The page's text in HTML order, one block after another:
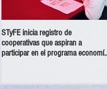
STyFE inicia registro de
cooperativas que aspiran a
participar en el programa economía